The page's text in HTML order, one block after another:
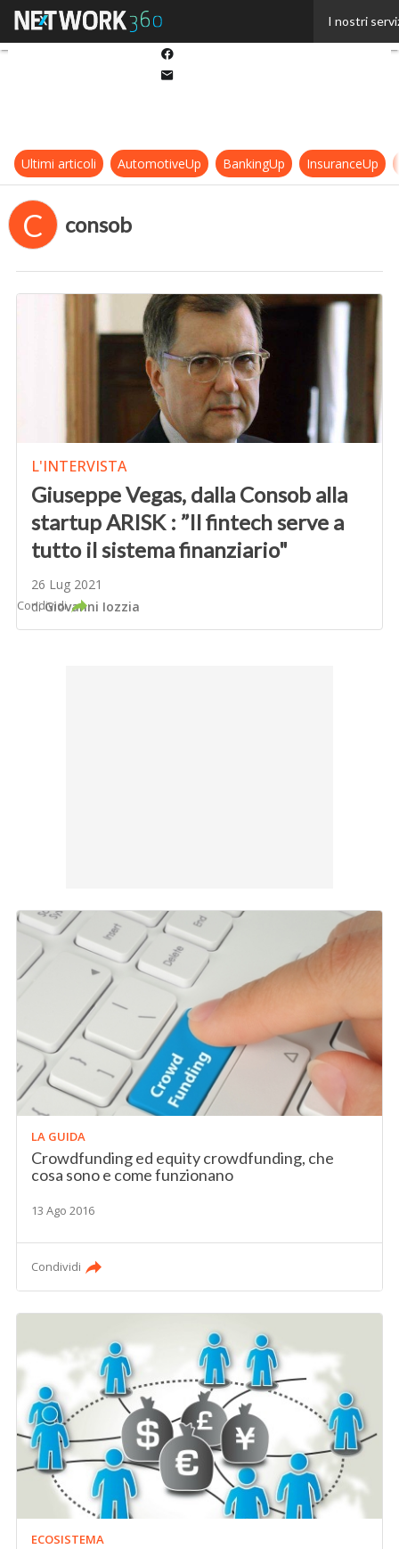
I nostri
Ultimi articoli AutomotiveUp BankingUp InsuranceUp
C consob
L'INTERVISTA
Giuseppe Vegas, dalla Consob alla
startup ARISK : ”Il fintech serve a
tutto il sistema finanziario"
26 Lug 2021
diGiovanni Iozzia
Condividi
LA GUIDA
Crowdfunding ed equity crowdfunding, che
cosa sono e come funzionano
13 Ago 2016
Condividi
ECOSISTEMA